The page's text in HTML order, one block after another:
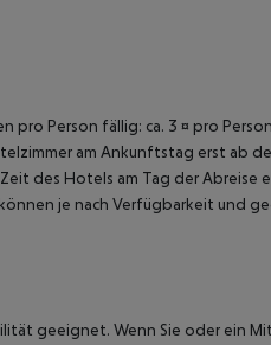
Person fällig: ca. 3 ¤ pro
am Ankunftstag erst ab
des Hotels am Tag der Abreise
je nach Verfügbarkeit und
geeignet. Wenn Sie oder ein